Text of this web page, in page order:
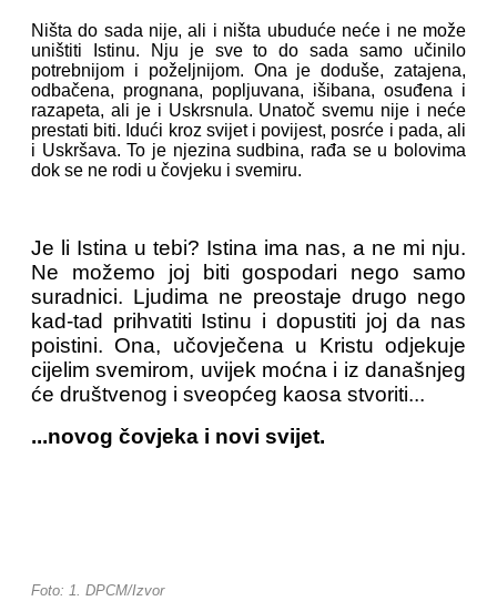
Ništa do sada nije, ali i ništa ubuduće neće i ne može
uništiti Istinu. Nju je sve to do sada samo učinilo
potrebnijom i poželjnijom. Ona je doduše, zatajena,
odbačena, prognana, popljuvana, išibana, osuđena i
razapeta, ali je i Uskrsnula. Unatoč svemu nije i neće
prestati biti. Idući kroz svijet i povijest, posrće i pada, ali
i Uskršava. To je njezina sudbina, rađa se u bolovima
dok se ne rodi u čovjeku i svemiru.
Je li Istina u tebi? Istina ima nas, a ne mi nju.
Ne možemo joj biti gospodari nego samo
suradnici. Ljudima ne preostaje drugo nego
kad-tad prihvatiti Istinu i dopustiti joj da nas
poistini. Ona, učovječena u Kristu odjekuje
cijelim svemirom, uvijek moćna i iz današnjeg
će društvenog i sveopćeg kaosa stvoriti...
...novog čovjeka i novi svijet.
Foto: 1. DPCM/Izvor